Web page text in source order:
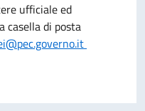
ufficiale ed
casella di posta